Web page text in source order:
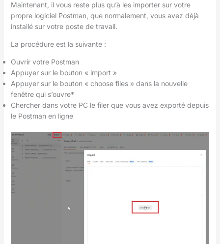
Maintenant, il vous reste plus qu’à les importer sur votre
propre logiciel Postman, que normalement, vous avez déjà
installé sur votre poste de travail.
La procédure est la suivante :
Ouvrir votre Postman
Appuyer sur le bouton « import »
Appuyer sur le bouton « choose files » dans la nouvelle
fenêtre qui s’ouvre*
Chercher dans votre PC le filer que vous avez exporté depuis
le Postman en ligne